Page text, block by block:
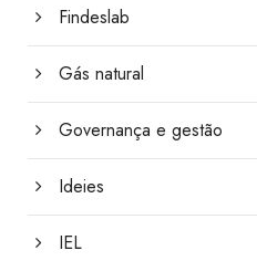
Findeslab
Gás natural
Governança e gestão
Ideies
IEL